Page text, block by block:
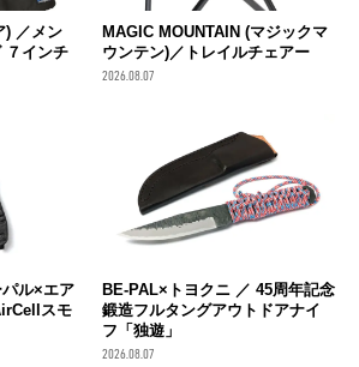
) ／メン
７インチ
MAGIC MOUNTAIN (マジックマ
ウンテン)／トレイルチェアー
2026.08.07
ル×エア
スモ
BE-PAL×トヨクニ ／ 45周年記念
鍛造フルタングアウトドアナイ
フ「独遊」
2026.08.07